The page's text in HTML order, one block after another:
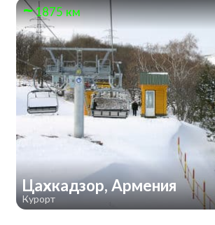
1875 км
Цахкадзор, Армения
Курорт